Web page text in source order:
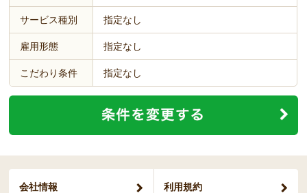
サービス種別 指定なし
雇用形態 指定なし
こだわり条件 指定なし
会社情報 利用規約